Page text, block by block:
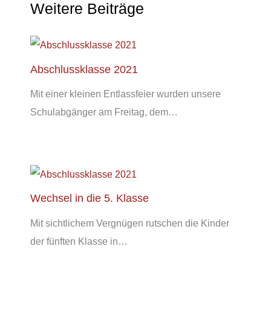
Weitere Beiträge
Abschlussklasse 2021
Mit einer kleinen Entlassfeier wurden unsere
Schulabgänger am Freitag, dem…
Wechsel in die 5. Klasse
Mit sichtlichem Vergnügen rutschen die Kinder
der fünften Klasse in…